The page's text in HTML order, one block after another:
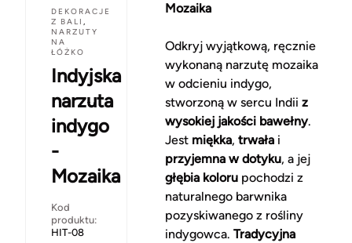
DEKORACJE
Z BALI ,
NARZUTY
NA
ŁÓŻKO
Indyjska
narzuta
indygo
-
Mozaika
Kod
produktu:
HIT-08
Mozaika
Odkryj wyjątkową, ręcznie
wykonaną narzutę mozaika
w odcieniu indygo,
stworzoną w sercu Indii z
wysokiej jakości bawełny.
Jest miękka, trwałai
przyjemna w dotyku, a jej
głębia kolorupochodzi z
naturalnego barwnika
pozyskiwanego z rośliny
indygowca. Tradycyjna